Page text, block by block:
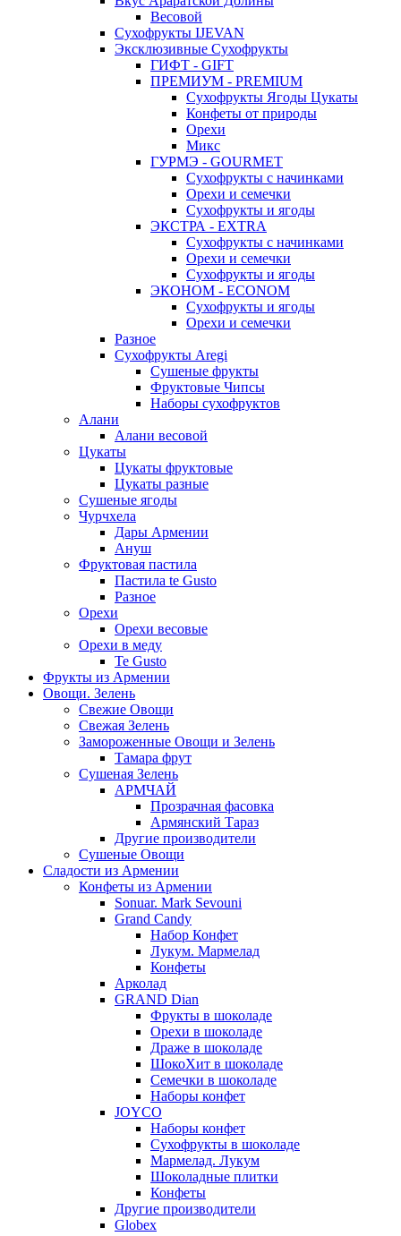
Весовой
Сухофрукты IJEVAN
Эксклюзивные Сухофрукты
ГИФТ - GIFT
ПРЕМИУМ - PREMIUM
Сухофрукты Ягоды Цукаты
Конфеты от природы
Орехи
Микс
ГУРМЭ - GOURMET
Сухофрукты с начинками
Орехи и семечки
Сухофрукты и ягоды
ЭКСТРА - EXTRA
Сухофрукты с начинками
Орехи и семечки
Сухофрукты и ягоды
ЭКОНОМ - ECONOM
Сухофрукты и ягоды
Орехи и семечки
Разное
Сухофрукты Aregi
Сушеные фрукты
Фруктовые Чипсы
Наборы сухофруктов
Алани
Алани весовой
Цукаты
Цукаты фруктовые
Цукаты разные
Сушеные ягоды
Чурчхела
Дары Армении
Ануш
Фруктовая пастила
Пастила te Gusto
Разное
Орехи
Орехи весовые
Орехи в меду
Te Gusto
Фрукты из Армении
Овощи. Зелень
Свежие Овощи
Свежая Зелень
Замороженные Овощи и Зелень
Тамара фрут
Сушеная Зелень
АРМЧАЙ
Прозрачная фасовка
Армянский Тараз
Другие производители
Сушеные Овощи
Сладости из Армении
Конфеты из Армении
Sonuar. Mark Sevouni
Grand Candy
Набор Конфет
Лукум. Мармелад
Конфеты
Арколад
GRAND Dian
Фрукты в шоколаде
Орехи в шоколаде
Драже в шоколаде
ШокоХит в шоколаде
Семечки в шоколаде
Наборы конфет
JOYCO
Наборы конфет
Сухофрукты в шоколаде
Мармелад. Лукум
Шоколадные плитки
Конфеты
Другие производители
Globex